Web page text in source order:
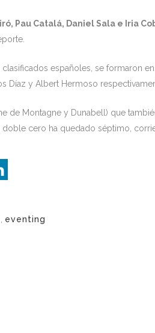
Pau Catalá, Daniel Sala e Iria
españoles, se formaron
Díaz y Albert Hermoso
de Montagne y Dunabell) que
cero ha quedado séptimo,
eventing